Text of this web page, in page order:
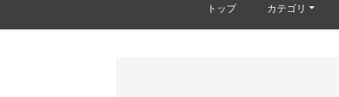
トップ カテゴリ